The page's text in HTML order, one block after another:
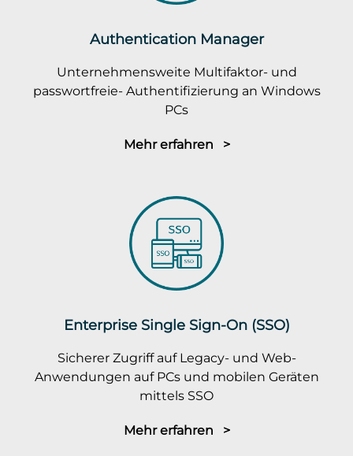
Authentication Manager
Unternehmensweite Multifaktor- und
passwortfreie- Authentifizierung an Windows
PCs
Mehr erfahren >
Enterprise Single Sign-On (SSO)
Sicherer Zugriff auf Legacy- und Web-
Anwendungen auf PCs und mobilen Geräten
mittels SSO
Mehr erfahren >